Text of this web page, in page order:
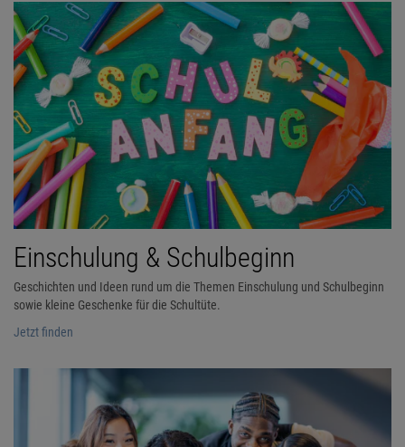
Einschulung & Schulbeginn
Geschichten und Ideen rund um die Themen Einschulung und Schulbeginn
sowie kleine Geschenke für die Schultüte.
Jetzt finden